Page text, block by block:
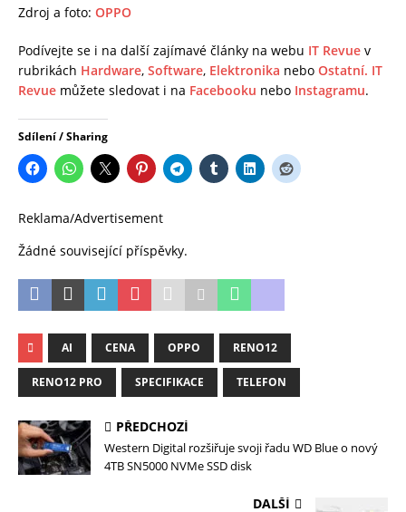
Zdroj a foto: OPPO
Podívejte se i na další zajímavé články na webu IT Revue v
rubrikách Hardware, Software, Elektronika nebo Ostatní. IT
Revue můžete sledovat i na Facebooku nebo Instagramu.
Sdílení / Sharing
Reklama/Advertisement
Žádné související příspěvky.
AI CENA OPPO RENO12
RENO12 PRO SPECIFIKACE TELEFON
PŘEDCHOZÍ
Western Digital rozšiřuje svoji řadu WD Blue o nový
4TB SN5000 NVMe SSD disk
DALŠÍ